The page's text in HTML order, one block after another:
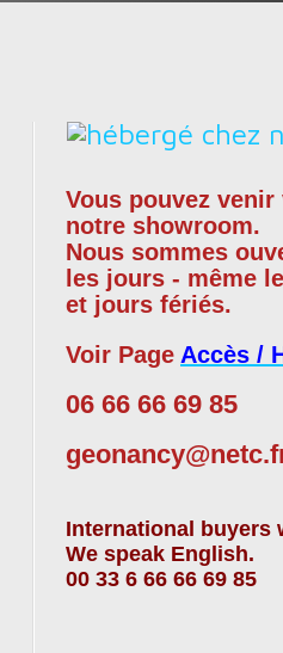
Vous pouvez
notre showroom.
Nous sommes
les jours - même
et jours fériés.
Voir Page Accès /
06 66 66 69 85
International buyers
We speak English.
00 33 6 66 66 69 85